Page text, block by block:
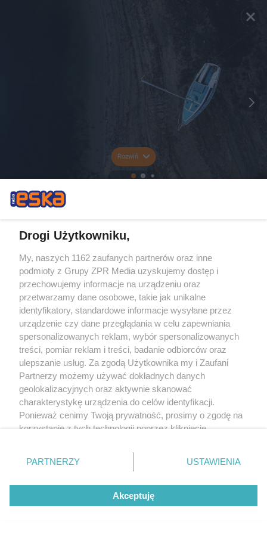
Rozwiń
Drogi Użytkowniku,
My, naszych 1162 zaufanych partnerów oraz inne
podmioty z Grupy ZPR Media uzyskujemy dostęp i
przechowujemy informacje na urządzeniu oraz
przetwarzamy dane osobowe, takie jak unikalne
identyfikatory, standardowe informacje wysyłane przez
urządzenie czy dane przeglądania w celu zapewniania
spersonalizowanych reklam, wybór spersonalizowanych
treści, pomiar reklam i treści, badanie odbiorców oraz
ulepszanie usług. Za zgodą Użytkownika my i Zaufani
Partnerzy możemy używać dokładnych danych
geolokalizacyjnych oraz aktywnie skanować
charakterystykę urządzenia do celów identyfikacji.
Ponieważ cenimy Twoją prywatność, prosimy o zgodę na
korzystanie z tych technologii poprzez kliknięcie
zmienić/wycofać klikając przycisk ustawień prywatności
znajdujący się w lewym dolnym rogu strony
rodzaje przetwarzania danych nie wymagają zgody
użytkownika, ale masz prawo sprzeciwić się takiemu
przetwarzaniu. Preferencje będą miały zastosowanie tylko
PARTNERZY USTAWIENIA
Akceptuję